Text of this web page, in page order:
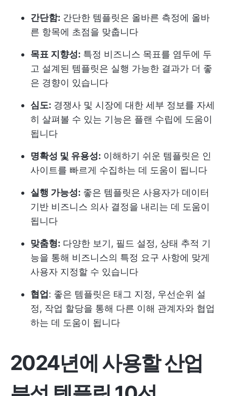
간단함: 간단한 템플릿은 올바른 측정에 올바
른 항목에 초점을 맞춥니다
목표 지향성: 특정 비즈니스 목표를 염두에 두
고 설계된 템플릿은 실행 가능한 결과가 더 좋
은 경향이 있습니다
심도: 경쟁사 및 시장에 대한 세부 정보를 자세
히 살펴볼 수 있는 기능은 플랜 수립에 도움이
됩니다
명확성 및 유용성: 이해하기 쉬운 템플릿은 인
사이트를 빠르게 수집하는 데 도움이 됩니다
실행 가능성: 좋은 템플릿은 사용자가 데이터
기반 비즈니스 의사 결정을 내리는 데 도움이
됩니다
맞춤형: 다양한 보기, 필드 설정, 상태 추적 기
능을 통해 비즈니스의 특정 요구 사항에 맞게
사용자 지정할 수 있습니다
협업 : 좋은 템플릿은 태그 지정, 우선순위 설
정, 작업 할당을 통해 다른 이해 관계자와 협업
하는 데 도움이 됩니다
2024년에 사용할 산업